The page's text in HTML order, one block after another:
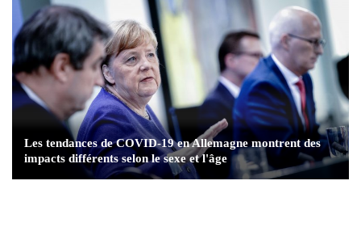
Les tendances de COVID-19 en Allemagne montrent des
impacts différents selon le sexe et l'âge